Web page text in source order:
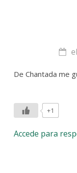
De Chantada me
+1
Accede para